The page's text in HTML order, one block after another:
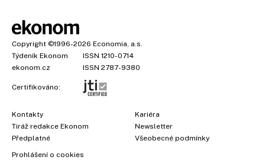
Copyright ©1996-2026 Economia, a.s.
Týdeník Ekonom
ISSN 1210-0714
ekonom.cz
ISSN 2787-9380
Certifikováno:
Kontakty
Tiráž redakce Ekonom
Předplatné
Kariéra
Newsletter
Všeobecné podmínky
Prohlášení o cookies